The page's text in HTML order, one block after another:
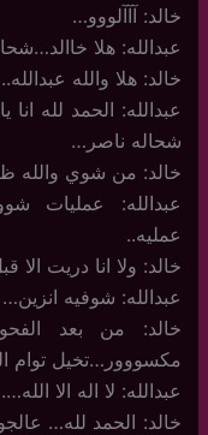
خالد: آآآلووو…
عبدالله: هلا
خالد: هلا والله
عبدالله: الحمد لله
شحاله ناصر…
خالد: من شوي والله
عبدالله: عمليات
عمليه..
خالد: ولا انا دريت الا
عبدالله: شوفيه انزين…
خالد: من بعد
مكسووور…تخيل توام
عبدالله: لا اله الا
خالد: الحمد لله…